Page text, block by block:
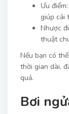
Ưu
giúp cải
Nhược
thuật
Nếu bạn có
thời gian dài,
quả.
Bơi